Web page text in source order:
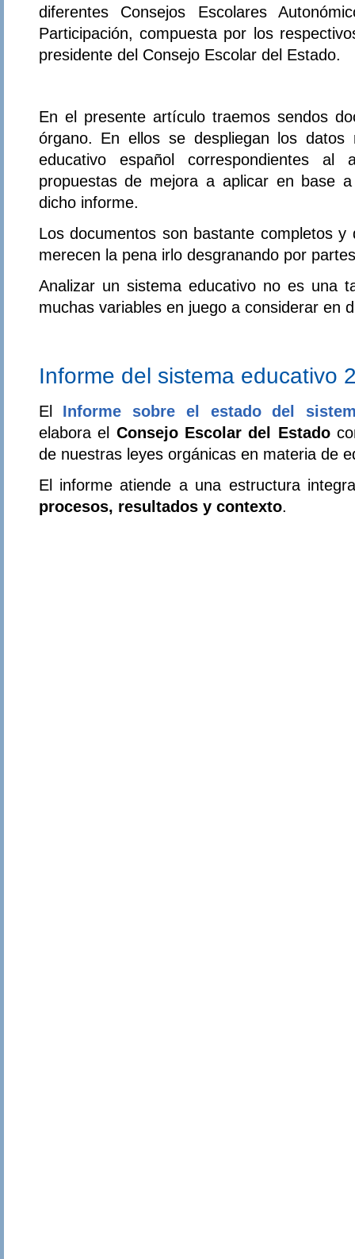
diferentes Consejos Escolares
Participación, compuesta por los
presidente del Consejo Escolar del Estado.
En el presente artículo traemos sendos
órgano. En ellos se despliegan los
educativo español correspondientes
propuestas de mejora a aplicar en base
dicho informe.
Los documentos son bastante completos
merecen la pena irlo desgranando por
Analizar un sistema educativo no es una
muchas variables en juego a considerar en
Informe del sistema educativo
El Informe sobre el estado del
elabora el Consejo Escolar del Estado
de nuestras leyes orgánicas en materia de
El informe atiende a una estructura
procesos, resultados y contexto.